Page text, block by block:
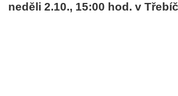
neděli 2.10., 15:00 hod. v